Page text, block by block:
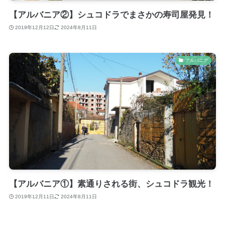
【アルバニア②】シュコドラでまさかの寿司屋発見！
2019年12月12日 2024年8月11日
アルバニア
【アルバニア①】素通りされる街、シュコドラ観光！
2019年12月11日 2024年8月11日